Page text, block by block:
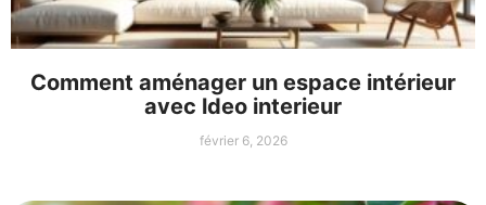
Comment aménager un espace intérieur
avec ldeo interieur
février 6, 2026